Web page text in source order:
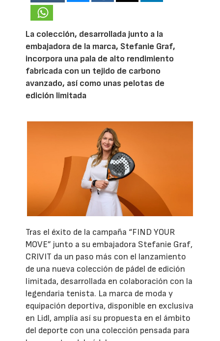
La colección, desarrollada junto a la
embajadora de la marca, Stefanie Graf,
incorpora una pala de alto rendimiento
fabricada con un tejido de carbono
avanzado, así como unas pelotas de
edición limitada
Tras el éxito de la campaña “FIND YOUR
MOVE” junto a su embajadora Stefanie Graf,
CRIVIT da un paso más con el lanzamiento
de una nueva colección de pádel de edición
limitada, desarrollada en colaboración con la
legendaria tenista. La marca de moda y
equipación deportiva, disponible en exclusiva
en Lidl, amplía así su propuesta en el ámbito
del deporte con una colección pensada para